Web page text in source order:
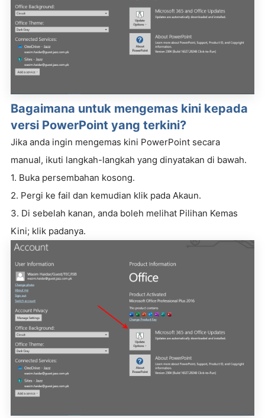
Bagaimana untuk mengemas kini kepada
versi PowerPoint yang terkini?
Jika anda ingin mengemas kini PowerPoint secara
manual, ikuti langkah-langkah yang dinyatakan di bawah.
1. Buka persembahan kosong.
2. Pergi ke fail dan kemudian klik pada Akaun.
3. Di sebelah kanan, anda boleh melihat Pilihan Kemas
Kini; klik padanya.